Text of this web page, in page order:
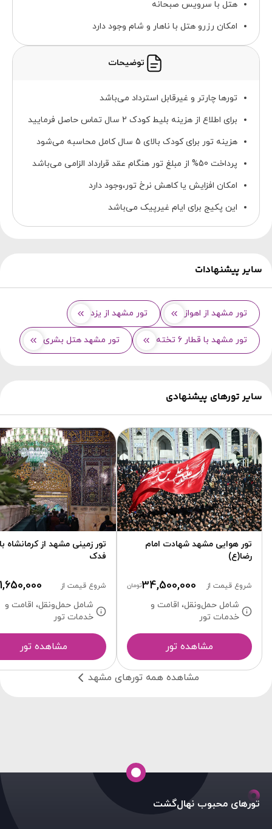
هتل با سرویس صبحانه
امکان رزرو هتل با ناهار و شام وجود دارد
توضیحات
تورها چارتر و غیرقابل استرداد می‌باشد
برای اطلاع از هزینه بلیط کودک 2 سال تماس حاصل فرمایید
هزینه تور برای کودک بالای 5 سال کامل محاسبه می‌شود
پرداخت 50% از مبلغ تور هنگام عقد قرارداد الزامی می‌باشد
امکان افزایش یا کاهش نرخ تور،وجود دارد
این پکیج برای ایام غیرپیک می‌باشد
سایر پیشنهادات
تور مشهد از اهواز تور مشهد از یزد
تور مشهد با قطار 6 تخته تور مشهد هتل بشری
سایر تورهای پیشنهادی
تور هوایی مشهد شهادت امام
رضا(ع)
شروع قیمت از 34,500,000تومان
شامل حمل‌ونقل، اقامت و
خدمات تور
مشاهده تور
تور زمینی مشهد از کرمانشاه
فدک
شروع قیمت از
شامل حمل‌ونقل، اقامت و
خدمات تور
مشاهده تور
مشاهده همه تورهای مشهد
تورهای محبوب نهال‌گشت